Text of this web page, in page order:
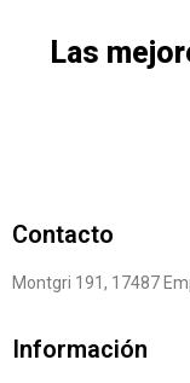
Las
Contacto
Montgri 191, 17487
Información